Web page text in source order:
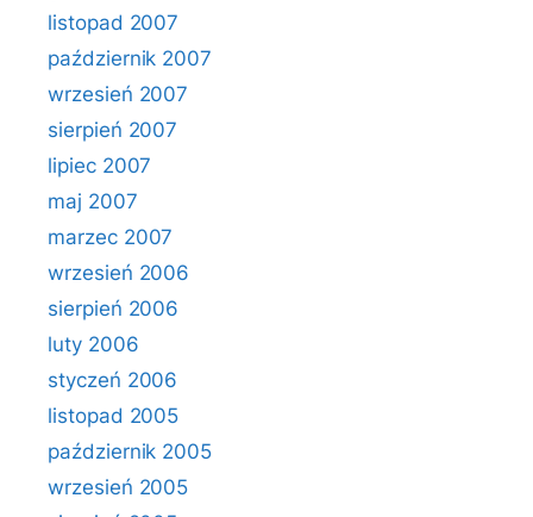
listopad 2007
październik 2007
wrzesień 2007
sierpień 2007
lipiec 2007
maj 2007
marzec 2007
wrzesień 2006
sierpień 2006
luty 2006
styczeń 2006
listopad 2005
październik 2005
wrzesień 2005